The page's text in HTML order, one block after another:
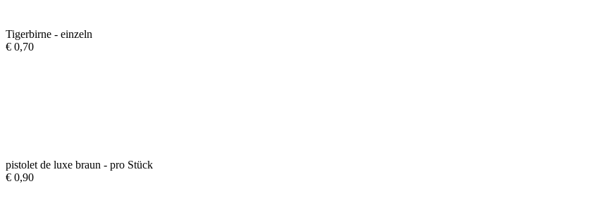
Tigerbirne - einzeln
€ 0,70
pistolet de luxe braun - pro Stück
€ 0,90